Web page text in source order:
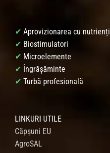
✔ Aprovizionarea cu
✔ Biostimulatori
✔ Microelemente
✔ Îngrășăminte
✔ Turbă profesională
LINKURI UTILE
Căpșuni EU
AgroSAL